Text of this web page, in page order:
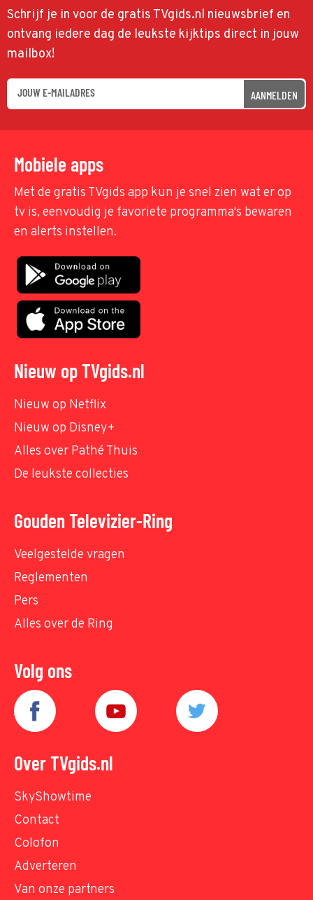
Schrijf je in voor de gratis TVgids.nl nieuwsbrief en
ontvang iedere dag de leukste kijktips direct in jouw
mailbox!
AANMELDEN
Mobiele apps
Met de gratis TVgids app kun je snel zien wat er op
tv is, eenvoudig je favoriete programma's bewaren
en alerts instellen.
Nieuw op TVgids.nl
Nieuw op Netflix
Nieuw op Disney+
Alles over Pathé Thuis
De leukste collecties
Gouden Televizier-Ring
Veelgestelde vragen
Reglementen
Pers
Alles over de Ring
Volg ons
Over TVgids.nl
SkyShowtime
Contact
Colofon
Adverteren
Van onze partners